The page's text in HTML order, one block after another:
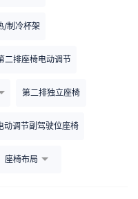
/制冷杯架
二排座椅电动调节
第二排独立座椅
动调节副驾驶位座椅
座椅布局